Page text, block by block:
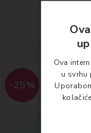
-25%
Ova
u svrhu